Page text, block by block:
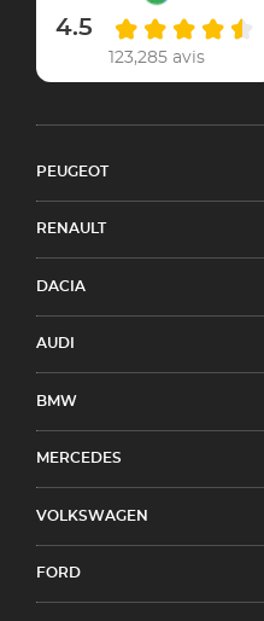
4.5
123,285 avis
PEUGEOT
RENAULT
DACIA
AUDI
BMW
MERCEDES
VOLKSWAGEN
FORD